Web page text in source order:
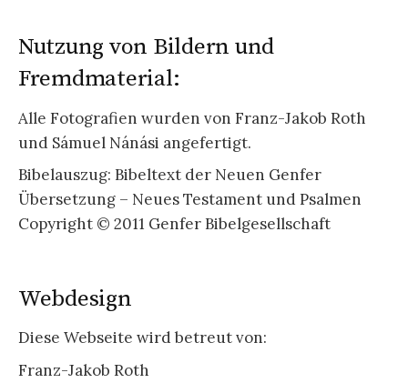
Nutzung von Bildern und
Fremdmaterial:
Alle Fotografien wurden von Franz-Jakob Roth
und Sámuel Nánási angefertigt.
Bibelauszug: Bibeltext der Neuen Genfer
Übersetzung – Neues Testament und Psalmen
Copyright © 2011 Genfer Bibelgesellschaft
Webdesign
Diese Webseite wird betreut von:
Franz-Jakob Roth